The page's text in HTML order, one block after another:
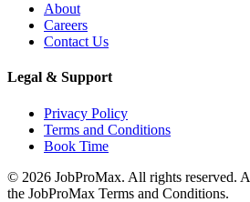
About
Careers
Contact Us
Legal & Support
Privacy Policy
Terms and Conditions
Book Time
© 2026 JobProMax. All rights reserved.
the JobProMax Terms and Conditions.